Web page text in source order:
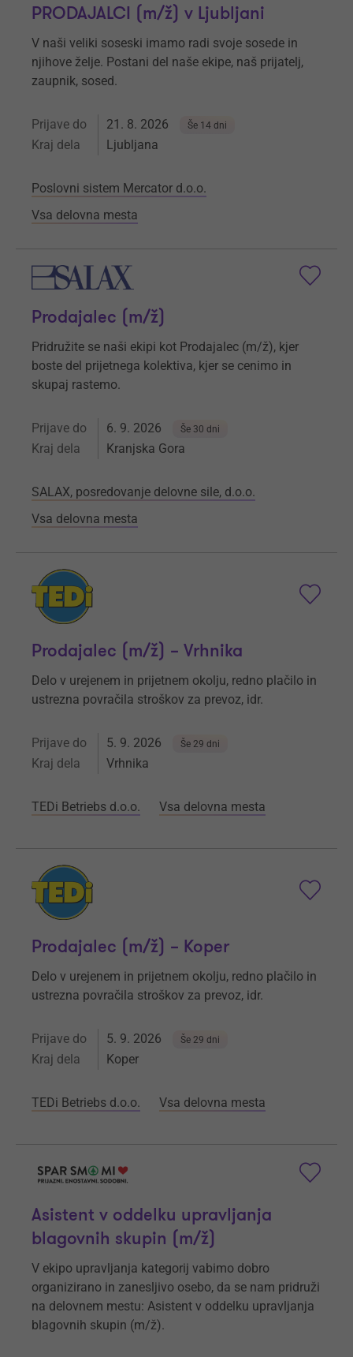
PRODAJALCI (m/ž) v Ljubljani
V naši veliki soseski imamo radi svoje sosede in
njihove želje. Postani del naše ekipe, naš prijatelj,
zaupnik, sosed.
Prijave do 21. 8. 2026 Še 14 dni
Kraj dela Ljubljana
Poslovni sistem Mercator d.o.o.
Vsa delovna mesta
Prodajalec (m/ž)
Pridružite se naši ekipi kot Prodajalec (m/ž), kjer
boste del prijetnega kolektiva, kjer se cenimo in
skupaj rastemo.
Prijave do 6. 9. 2026 Še 30 dni
Kraj dela Kranjska Gora
SALAX, posredovanje delovne sile, d.o.o.
Vsa delovna mesta
Prodajalec (m/ž) – Vrhnika
Delo v urejenem in prijetnem okolju, redno plačilo in
ustrezna povračila stroškov za prevoz, idr.
Prijave do 5. 9. 2026 Še 29 dni
Kraj dela Vrhnika
TEDi Betriebs d.o.o. Vsa delovna mesta
Prodajalec (m/ž) – Koper
Delo v urejenem in prijetnem okolju, redno plačilo in
ustrezna povračila stroškov za prevoz, idr.
Prijave do 5. 9. 2026 Še 29 dni
Kraj dela Koper
TEDi Betriebs d.o.o. Vsa delovna mesta
Asistent v oddelku upravljanja
blagovnih skupin (m/ž)
V ekipo upravljanja kategorij vabimo dobro
organizirano in zanesljivo osebo, da se nam pridruži
na delovnem mestu: Asistent v oddelku upravljanja
blagovnih skupin (m/ž).